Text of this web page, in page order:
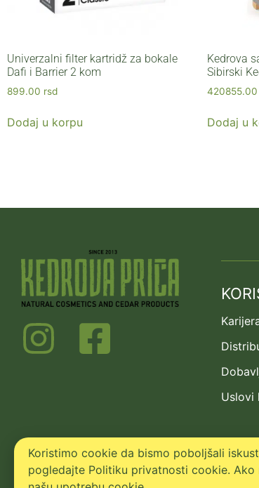
Univerzalni filter kartridž za bokale
Dafi i Barrier 2 kom
899.00 rsd
Dodaj u korpu
Kedrova
Sibirski
420855.00
Dodaj u
Uslovi
Koristimo cookie da bismo poboljšali
pogledajte Politiku privatnosti cookie.